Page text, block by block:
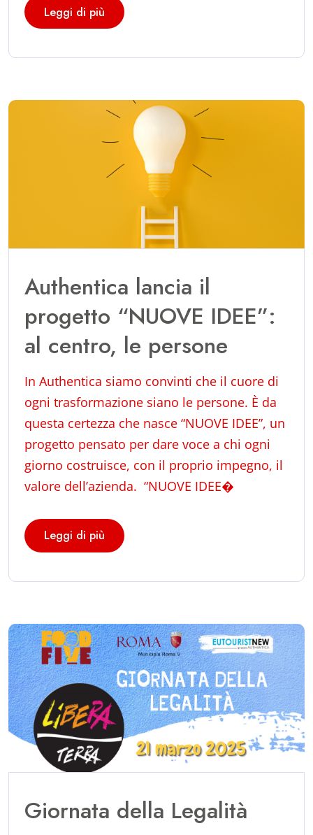
Leggi di più
Authentica lancia il
progetto “NUOVE IDEE”:
al centro, le persone
In Authentica siamo convinti che il cuore di
ogni trasformazione siano le persone. È da
questa certezza che nasce “NUOVE IDEE”, un
progetto pensato per dare voce a chi ogni
giorno costruisce, con il proprio impegno, il
valore dell’azienda. “NUOVE IDEE�
Leggi di più
Giornata della Legalità